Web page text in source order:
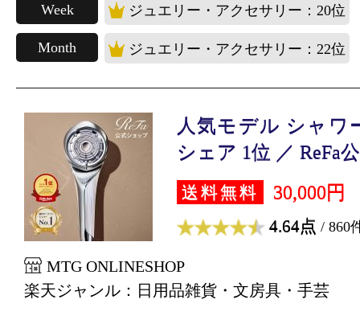
Week ジュエリー・アクセサリー：20位
Month ジュエリー・アクセサリー：22位
人気モデル シャワ
シェア 1位 ／ ReFa
送料無料 30,000円
4.64点 / 860
MTG ONLINESHOP
楽天ジャンル：日用品雑貨・文房具・手芸